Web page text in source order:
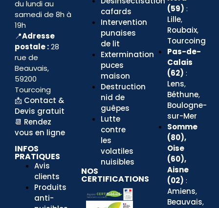
du lundi au
samedi de 8h à
19h
📍Adresse
postale :28
rue de
Beauvais,
59200
Tourcoing
📩 Contact &
Devis gratuit
📆 Rendez
vous en ligne
INFOS
PRATIQUES
Avis
clients
Produits
anti-
cafards
Intervention
punaises
de lit
Extermination
puces
maison
Destruction
nid de
guêpes
Lutte
contre
les
volatiles
nuisibles
NOS
CERTIFICATIONS
(59) :
Lille,
Roubaix,
Tourcoing
Pas-de-
Calais
(62) :
Lens,
Béthune,
Boulogne-
sur-Mer
Somme
(80),
Oise
(60),
Aisne
(02) :
Amiens,
Beauvais,